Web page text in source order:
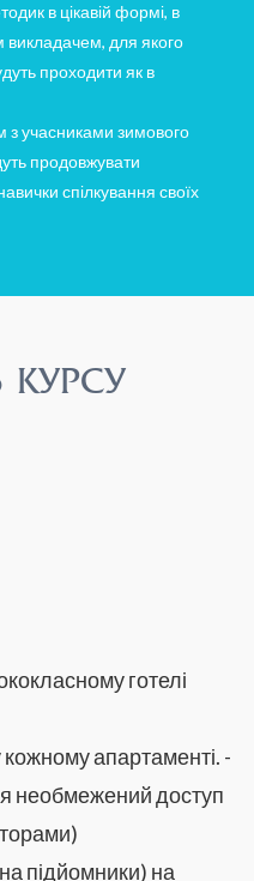
в цікавій формі, в
викладачем, для якого
проходити як в
з учасниками зимового
продовжувати
спілкування своїх
КУРСУ
готелі
апартаменті. -
необмежений доступ
підйомники) на